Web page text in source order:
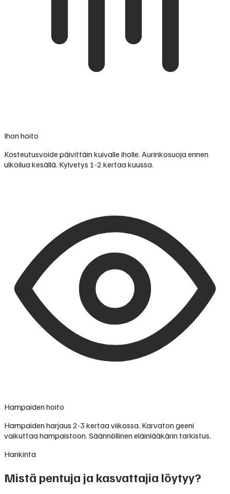
Ihon hoito
Kosteutusvoide päivittäin kuivalle iholle. Aurinkosuoja ennen
ulkoilua kesällä. Kylvetys 1-2 kertaa kuussa.
Hampaiden hoito
Hampaiden harjaus 2-3 kertaa viikossa. Karvaton geeni
vaikuttaa hampaistoon. Säännöllinen eläinlääkärin tarkistus.
Hankinta
Mistä pentuja ja kasvattajia löytyy?